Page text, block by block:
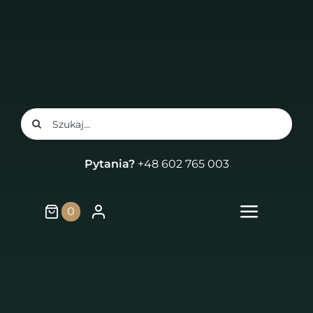
Szukaj
Pytania? +48 602 765 003
0